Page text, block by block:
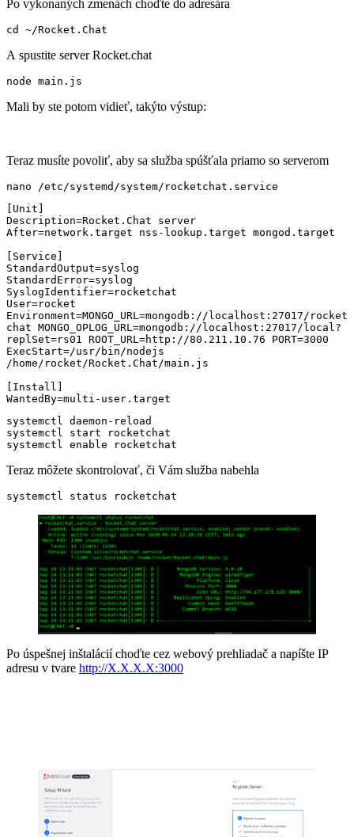
Po vykonaných zmenách choďte do adresára
cd ~/Rocket.Chat
A spustite server Rocket.chat
node main.js
Mali by ste potom vidieť, takýto výstup:
Teraz musíte povoliť, aby sa služba spúšťala priamo so serverom
nano /etc/systemd/system/rocketchat.service
[Unit]
Description=Rocket.Chat server
After=network.target nss-lookup.target mongod.target
[Service]
StandardOutput=syslog
StandardError=syslog
SyslogIdentifier=rocketchat
User=rocket
Environment=MONGO_URL=mongodb://localhost:27017/rocket
chat MONGO_OPLOG_URL=mongodb://localhost:27017/local?
replSet=rs01 ROOT_URL=http://80.211.10.76 PORT=3000
ExecStart=/usr/bin/nodejs
/home/rocket/Rocket.Chat/main.js
[Install]
WantedBy=multi-user.target
systemctl daemon-reload
systemctl start rocketchat
systemctl enable rocketchat
Teraz môžete skontrolovať, či Vám služba nabehla
systemctl status rocketchat
Po úspešnej inštalácií choďte cez webový prehliadač a napíšte IP
adresu v tvare http://X.X.X.X:3000